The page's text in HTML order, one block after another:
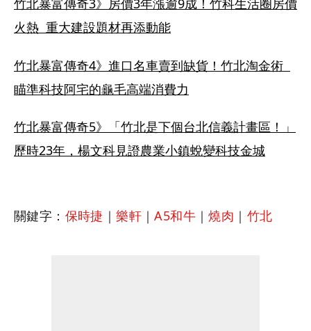
竹北暴富傳奇3》房價3年漲逾9成！竹科生活圈房價
火熱  重大建設題材再添動能
竹北暴富傳奇4》進口名車賣到缺貨！竹北淘金術
瞄準科技阿宅的龜毛高端消費力
竹北暴富傳奇5》「竹北是下個台北信義計畫區！」
歷時23年，楊文科見證農業小鎮蛻變科技金城
關鍵字： 保時捷 ｜樂軒 ｜A5和牛 ｜燒肉 ｜ 竹北